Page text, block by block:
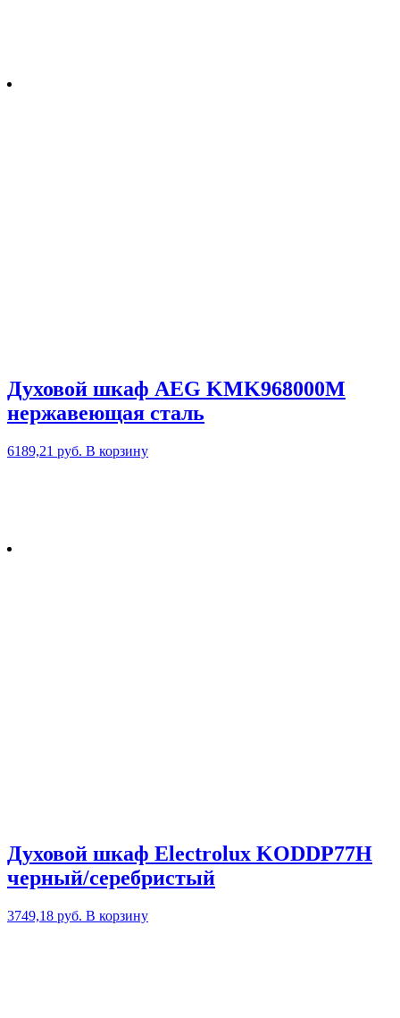
Духовой шкаф AEG KMK968000M
нержавеющая сталь
6189,21 руб. В корзину
Духовой шкаф Electrolux KODDP77H
черный/серебристый
3749,18 руб. В корзину